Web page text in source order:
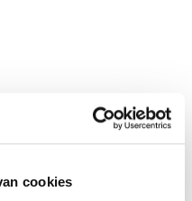
cookies